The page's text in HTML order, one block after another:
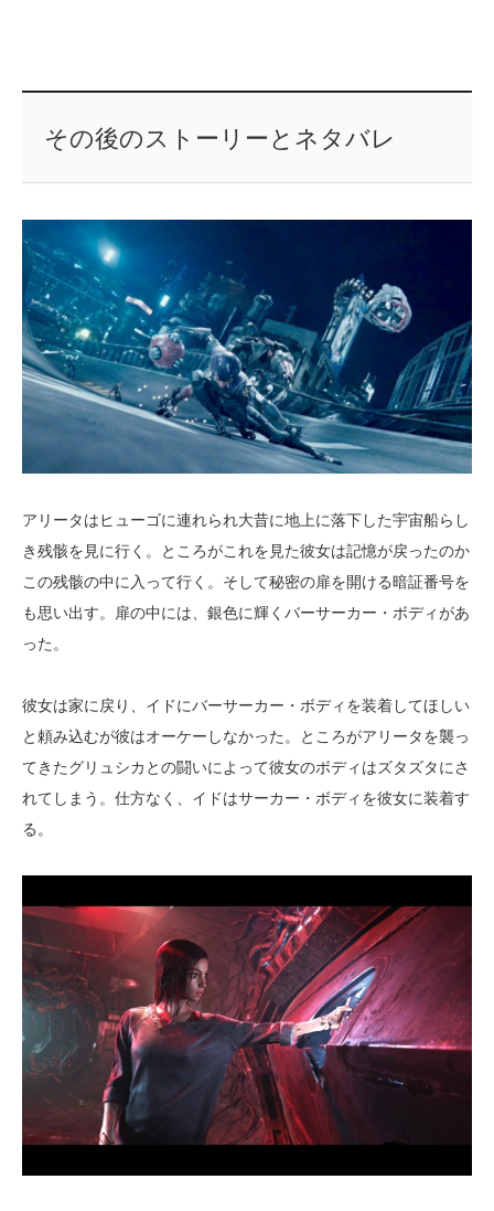
その後のストーリーとネタバレ
アリータはヒューゴに連れられ大昔に地上に落下した宇宙船らし
き残骸を見に行く。ところがこれを見た彼女は記憶が戻ったのか
この残骸の中に入って行く。そして秘密の扉を開ける暗証番号を
も思い出す。扉の中には、銀色に輝くバーサーカー・ボディがあ
った。
彼女は家に戻り、イドにバーサーカー・ボディを装着してほしい
と頼み込むが彼はオーケーしなかった。ところがアリータを襲っ
てきたグリュシカとの闘いによって彼女のボディはズタズタにさ
れてしまう。仕方なく、イドはサーカー・ボディを彼女に装着す
る。